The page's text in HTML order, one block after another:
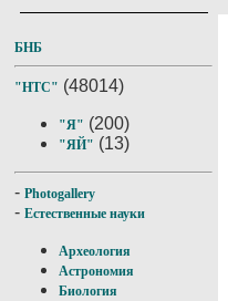
БНБ
"НТС" (48014)
"Я" (200)
"ЯЙ" (13)
- Photogallery
- Естественные науки
Археология
Астрономия
Биология